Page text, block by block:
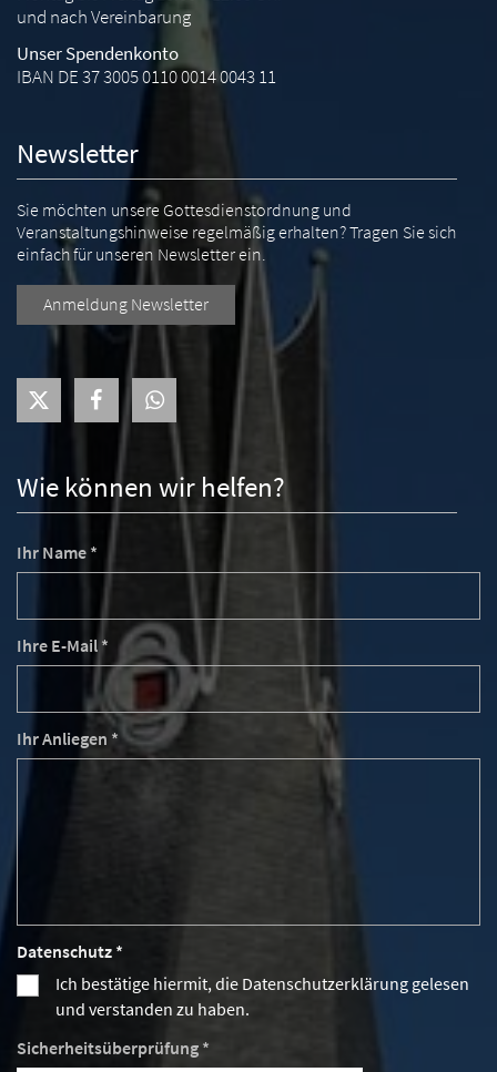
Wie können wir helfen?
Ihr Name *
Ihre E-Mail *
Ihr Anliegen *
Datenschutz *
Ich bestätige hiermit, die Datenschutzerklärung gelesen
und verstanden zu haben.
Sicherheitsüberprüfung *
und nach Vereinbarung
Unser Spendenkonto
IBAN DE 37 3005 0110 0014 0043 11
Newsletter
Sie möchten unsere Gottesdienstordnung und
Veranstaltungshinweise regelmäßig erhalten? Tragen Sie sich
einfach für unseren Newsletter ein.
Anmeldung Newsletter